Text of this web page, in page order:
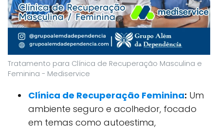
Tratamento para Clínica de Recuperação Masculina e
Feminina - Mediservice
Clínica de Recuperação Feminina: Um
ambiente seguro e acolhedor, focado
em temas como autoestima,